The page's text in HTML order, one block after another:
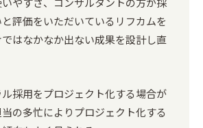
評価をいただいているリフカムを
はなかなか出ない成果を設計し直
採用をプロジェクト化する場合が
の多忙によりプロジェクト化する